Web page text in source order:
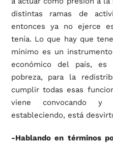
distintas ramas de
entonces ya no ejerce
tenía. Lo que hay que
mínimo es un
económico del país,
pobreza, para la
cumplir todas esas
viene convocando
estableciendo, está
-Hablando en términos